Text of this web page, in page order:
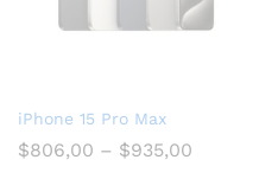
iPhone 15 Pro Max
$806,00 – $935,00